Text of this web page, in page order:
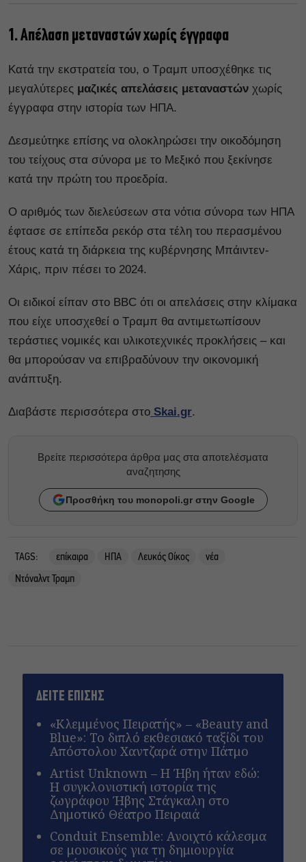
1. Απέλαση μεταναστών χωρίς έγγραφα
Κατά την εκστρατεία του, ο Τραμπ υποσχέθηκε τις
μεγαλύτερες μαζικές απελάσεις μεταναστών χωρίς
έγγραφα στην ιστορία των ΗΠΑ.
Δεσμεύτηκε επίσης να ολοκληρώσει την οικοδόμηση
του τείχους στα σύνορα με το Μεξικό που ξεκίνησε
κατά την πρώτη του προεδρία.
Ο αριθμός των διελεύσεων στα νότια σύνορα των ΗΠΑ
έφτασε σε επίπεδα ρεκόρ στα τέλη του περασμένου
έτους κατά τη διάρκεια της κυβέρνησης Μπάιντεν-
Χάρις, πριν πέσει το 2024.
Οι ειδικοί είπαν στο BBC ότι οι απελάσεις στην κλίμακα
που είχε υποσχεθεί ο Τραμπ θα αντιμετωπίσουν
τεράστιες νομικές και υλικοτεχνικές προκλήσεις – και
θα μπορούσαν να επιβραδύνουν την οικονομική
ανάπτυξη.
Διαβάστε περισσότερα στο Skai.gr.
Βρείτε περισσότερα άρθρα μας στα αποτελέσματα
αναζητησης
Προσθήκη του monopoli.gr στην Google
TAGS: επίκαιρα ΗΠΑ Λευκός Οίκος
νέα
Ντόναλντ Τραμπ
ΔΕΙΤΕ ΕΠΙΣΗΣ
«Κλεμμένος Πειρατής» – «Beauty and
Blue»: Το διπλό εκθεσιακό ταξίδι του
Απόστολου Χαντζαρά στην Πάτμο
Artist Unknown – Η Ήβη ήταν εδώ:
Η συγκλονιστική ιστορία της
ζωγράφου Ήβης Στάγκαλη στο
Δημοτικό Θέατρο Πειραιά
Conduit Ensemble: Ανοιχτό κάλεσμα
σε μουσικούς για τη δημιουργία